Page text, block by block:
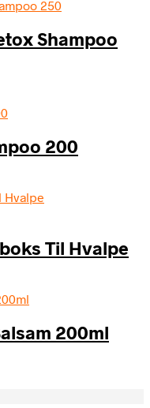
Shampoo
200
Til Hvalpe
200ml